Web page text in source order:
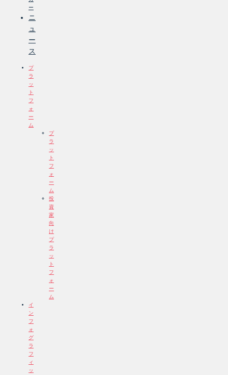
ー
ニ
ュ
ー
ス
プ
ラ
ッ
ト
フ
ォ
ー
ム
プ
ラ
ッ
ト
フ
ォ
ー
ム
投
資
家
向
け
プ
ラ
ッ
ト
フ
ォ
ー
ム
イ
ン
フ
ォ
グ
ラ
フ
ィ
ッ